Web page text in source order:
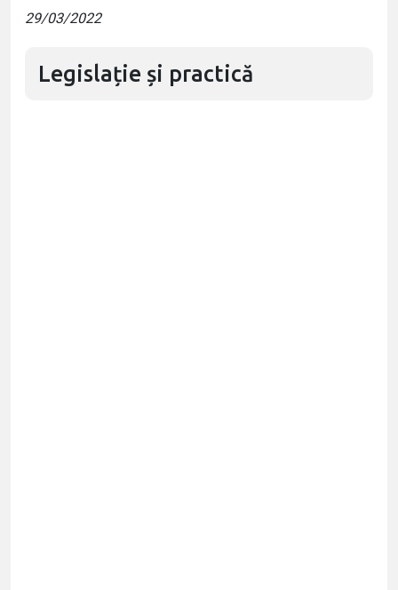
29/03/2022
Legislație și practică